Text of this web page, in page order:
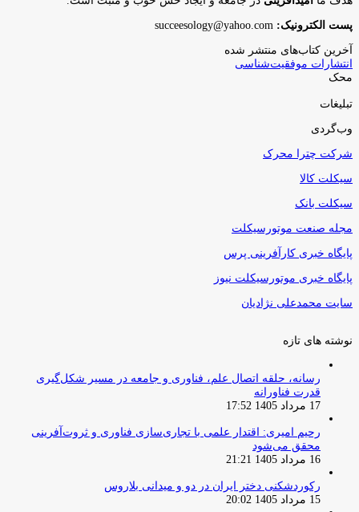
پست الکترونیک:
آخرین کتاب‌های منتشر شده
انتشارات موفقیت‌شناسی
محک
تبلیغات
وب‌گردی
شرکت چترا محرک
سیکلت کالا
سیکلت بانک
مجله صنعت موتورسیکلت
پایگاه خبری کارآفرینی پرس
پایگاه خبری موتورسیکلت نیوز
سایت محمدعلی نژادیان
نوشته های تازه
رسانه، حلقه اتصال علم، فناوری و جامعه در مسیر شکل‌گیری
قدرت فناورانه
17 مرداد 1405 17:52
رحیم امیری: اقتدار علمی با تجاری‌سازی فناوری و ثروت‌آفرینی
محقق می‌شود
16 مرداد 1405 21:21
رکوردشکنی دختر ایران در دو و میدانی بلاروس
15 مرداد 1405 20:02